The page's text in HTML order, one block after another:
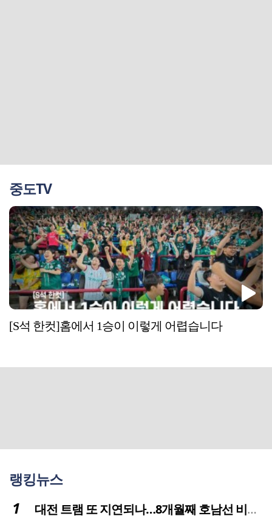
중도TV
[S석 한컷]홈에서 1승이 이렇게 어렵습니다
랭킹뉴스
대전 트램 또 지연되나…8개월째 호남선 비개착공사 시공사 선정 난항